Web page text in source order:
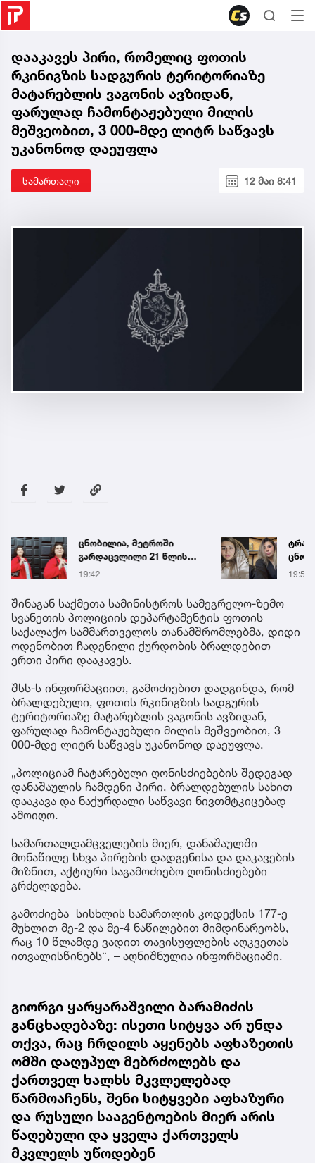
დააკავეს პირი, რომელიც ფოთის
რკინიგზის სადგურის ტერიტორიაზე
მატარებლის ვაგონის ავზიდან,
ფარულად ჩამონტაჟებული მილის
მეშვეობით, 3 000-მდე ლიტრ საწვავს
უკანონოდ დაეუფლა
სამართალი 12 მაი 8:41
ცნობილია, მეტროში
გარდაცვლილი 21 წლის
მარიამ ტყემალაძის
19:42 19:58
შინაგან საქმეთა სამინისტროს სამეგრელო-ზემო
სვანეთის პოლიციის დეპარტამენტის ფოთის
საქალაქო სამმართველოს თანამშრომლებმა, დიდი
ოდენობით ჩადენილი ქურდობის ბრალდებით
ერთი პირი დააკავეს.
შსს-ს ინფორმაციით, გამოძიებით დადგინდა, რომ
ბრალდებული, ფოთის რკინიგზის სადგურის
ტერიტორიაზე მატარებლის ვაგონის ავზიდან,
ფარულად ჩამონტაჟებული მილის მეშვეობით, 3
000-მდე ლიტრ საწვავს უკანონოდ დაეუფლა.
„პოლიციამ ჩატარებული ღონისძიებების შედეგად
დანაშაულის ჩამდენი პირი, ბრალდებულის სახით
დააკავა და ნაქურდალი საწვავი ნივთმტკიცებად
ამოიღო.
სამართალდამცველების მიერ, დანაშაულში
მონაწილე სხვა პირების დადგენისა და დაკავების
მიზნით, აქტიური საგამოძიებო ღონისძიებები
გრძელდება.
გამოძიება სისხლის სამართლის კოდექსის 177-ე
მუხლით მე-2 და მე-4 ნაწილებით მიმდინარეობს,
რაც 10 წლამდე ვადით თავისუფლების აღკვეთას
ითვალისწინებს“, – აღნიშნულია ინფორმაციაში.
გიორგი ყარყარაშვილი ბარამიძის
განცხადებაზე: ისეთი სიტყვა არ უნდა
თქვა, რაც ჩრდილს აყენებს აფხაზეთის
ომში დაღუპულ მებრძოლებს და
ქართველ ხალხს მკვლელებად
წარმოაჩენს, შენი სიტყვები აფხაზური
და რუსული სააგენტოების მიერ არის
წაღებული და ყველა ქართველს
მკვლელს უწოდებენ